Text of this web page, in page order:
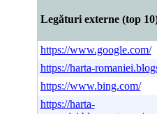
Legături externe (top
https://www.google.com/
https://harta-
https://www.bing.com/
https://harta-